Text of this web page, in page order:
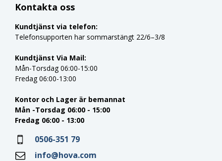
Kontakta oss
Kundtjänst via telefon:
Telefonsupporten har sommarstängt 22/6–3/8
Kundtjänst Via Mail:
Mån-Torsdag 06:00-15:00
Fredag 06:00-13:00
Kontor och Lager är bemannat
Mån -Torsdag 06:00 - 15:00
Fredag 06:00 - 13:00
0506-351 79
info@hova.com